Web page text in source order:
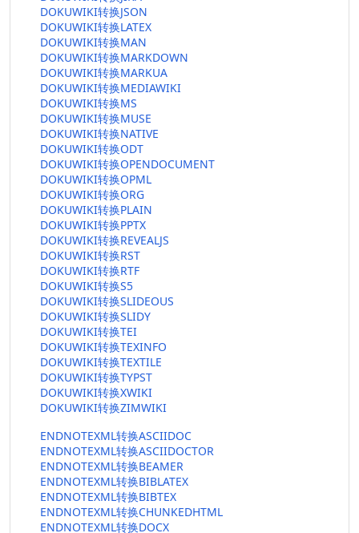
DOKUWIKI转换JSON
DOKUWIKI转换LATEX
DOKUWIKI转换MAN
DOKUWIKI转换MARKDOWN
DOKUWIKI转换MARKUA
DOKUWIKI转换MEDIAWIKI
DOKUWIKI转换MS
DOKUWIKI转换MUSE
DOKUWIKI转换NATIVE
DOKUWIKI转换ODT
DOKUWIKI转换OPENDOCUMENT
DOKUWIKI转换OPML
DOKUWIKI转换ORG
DOKUWIKI转换PLAIN
DOKUWIKI转换PPTX
DOKUWIKI转换REVEALJS
DOKUWIKI转换RST
DOKUWIKI转换RTF
DOKUWIKI转换S5
DOKUWIKI转换SLIDEOUS
DOKUWIKI转换SLIDY
DOKUWIKI转换TEI
DOKUWIKI转换TEXINFO
DOKUWIKI转换TEXTILE
DOKUWIKI转换TYPST
DOKUWIKI转换XWIKI
DOKUWIKI转换ZIMWIKI
ENDNOTEXML转换ASCIIDOC
ENDNOTEXML转换ASCIIDOCTOR
ENDNOTEXML转换BEAMER
ENDNOTEXML转换BIBLATEX
ENDNOTEXML转换BIBTEX
ENDNOTEXML转换CHUNKEDHTML
ENDNOTEXML转换DOCX